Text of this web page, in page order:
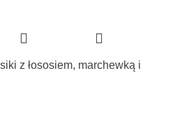
z łososiem, marchewką i